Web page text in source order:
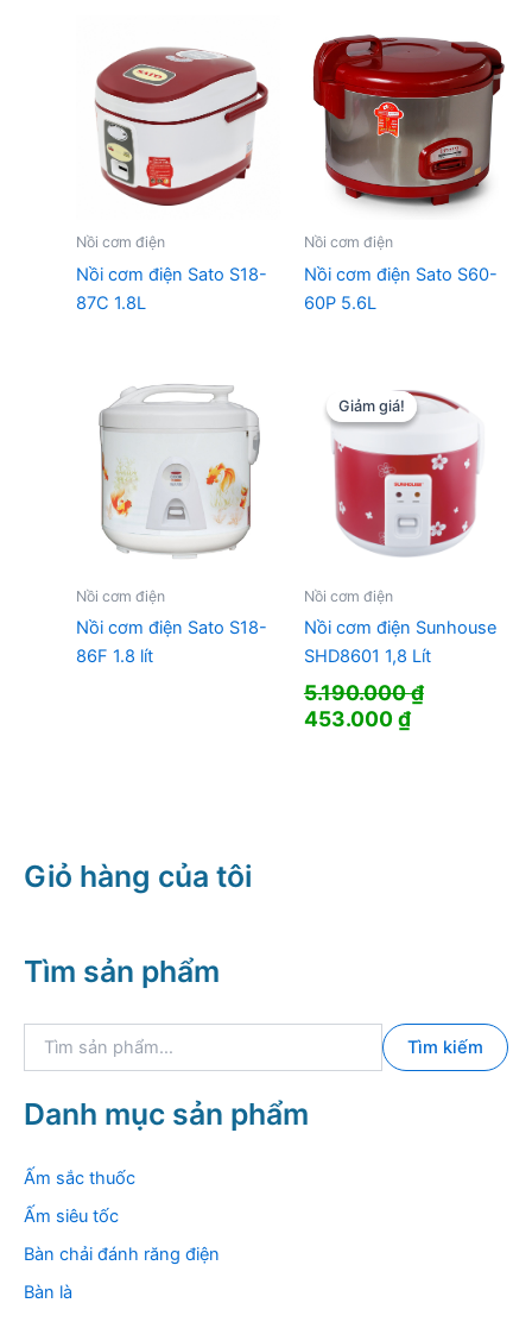
Nồi cơm điện
Nồi cơm điện Sato S18-
87C 1.8L
Nồi cơm điện
Nồi cơm điện Sato S60-
60P 5.6L
Nồi cơm điện
Nồi cơm điện Sato S18-
86F 1.8 lít
Giảm giá!
Giảm giá!
Nồi cơm điện
Nồi cơm điện Sunhouse
SHD8601 1,8 Lít
5.190.000₫
Giá
453.000₫Giá
Giỏ hàng của tôi
Tìm sản phẩm
k
i
m
Tìm kiếm
Danh mục sản phẩm
Ấm sắc thuốc
Ấm siêu tốc
Bàn chải đánh răng điện
Bàn là